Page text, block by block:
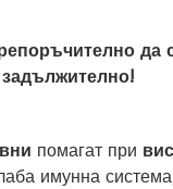
да
помагат при
имунна